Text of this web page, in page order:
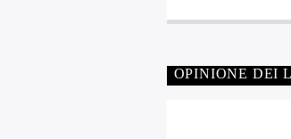
OPINIONE DEI